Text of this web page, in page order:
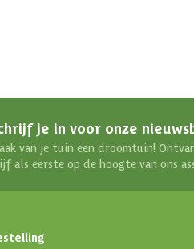
je in voor onze
van je tuin een droomtuin!
als eerste op de hoogte van ons